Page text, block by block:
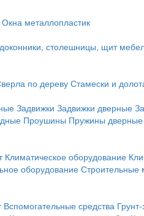
Окна металлопластик
столешницы, щит
по деревуСтамески и
Задвижки Задвижки дверные
Проушины Пружины дверные
Климатическое оборудование
оборудованиеСтроительные
Вспомогательные средства